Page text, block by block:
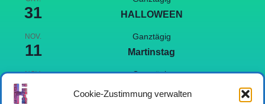
Cookie-Zustimmung verwalten
31 HALLOWEEN
NOV.
11
Ganztägig
Martinstag
NOV.
11
Ganztägig
BEGINN DER NÄRRISCHEN ZEIT